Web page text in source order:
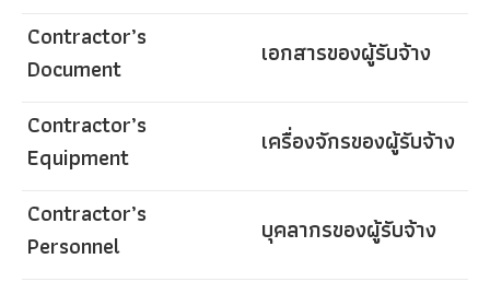
Contractor’s
Document
เอกสารของผู้รับจ้าง
Contractor’s
Equipment
เครื่องจักรของผู้รับจ้าง
Contractor’s
Personnel
บุคลากรของผู้รับจ้าง